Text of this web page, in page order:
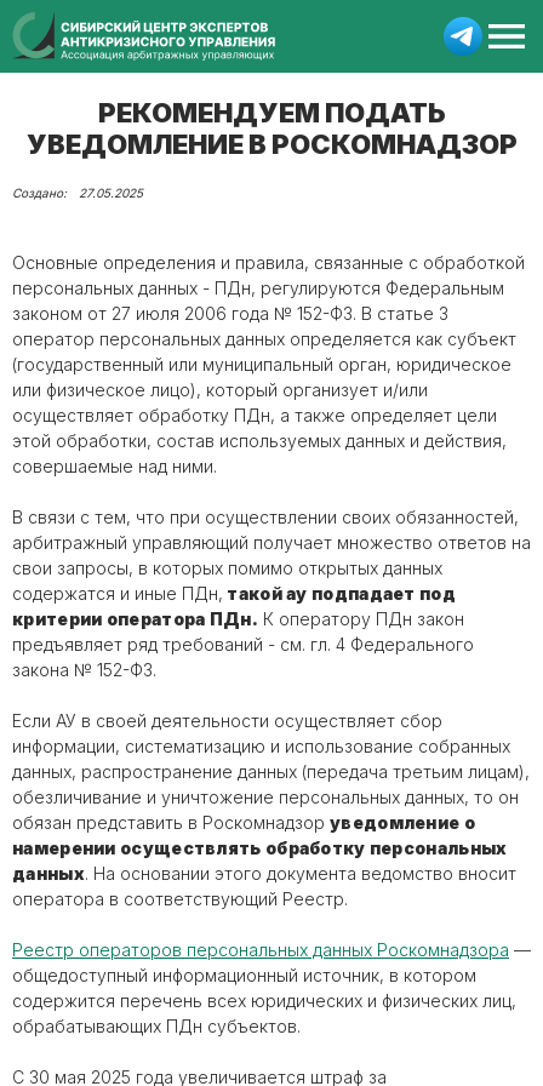
РЕКОМЕНДУЕМ ПОДАТЬ
УВЕДОМЛЕНИЕ В РОСКОМНАДЗОР
27.05.2025
Основные определения и правила, связанные с обработкой
персональных данных - ПДн, регулируются Федеральным
законом от 27 июля 2006 года № 152-ФЗ. В статье 3
оператор персональных данных определяется как субъект
(государственный или муниципальный орган, юридическое
или физическое лицо), который организует и/или
осуществляет обработку ПДн, а также определяет цели
этой обработки, состав используемых данных и действия,
совершаемые над ними.
В связи с тем, что при осуществлении своих обязанностей,
арбитражный управляющий получает множество ответов на
свои запросы, в которых помимо открытых данных
содержатся и иные ПДн, такой ау подпадает под
критерии оператора ПДн. К оператору ПДн закон
предъявляет ряд требований - см. гл. 4 Федерального
закона № 152-ФЗ.
Если АУ в своей деятельности осуществляет сбор
информации, систематизацию и использование собранных
данных, распространение данных (передача третьим лицам),
обезличивание и уничтожение персональных данных, то он
обязан представить в Роскомнадзор уведомление о
намерении осуществлять обработку персональных
данных. На основании этого документа ведомство вносит
оператора в соответствующий Реестр.
Реестр операторов персональных данных Роскомнадзора —
общедоступный информационный источник, в котором
содержится перечень всех юридических и физических лиц,
обрабатывающих ПДн субъектов.
С 30 мая 2025 года увеличивается штраф за